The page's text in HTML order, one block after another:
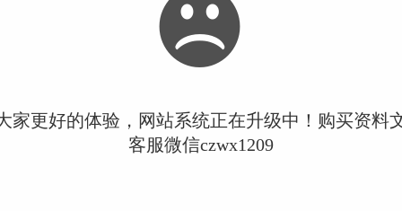
家更好的体验，网站系统正在升级中！购买资料
客服微信czwx1209